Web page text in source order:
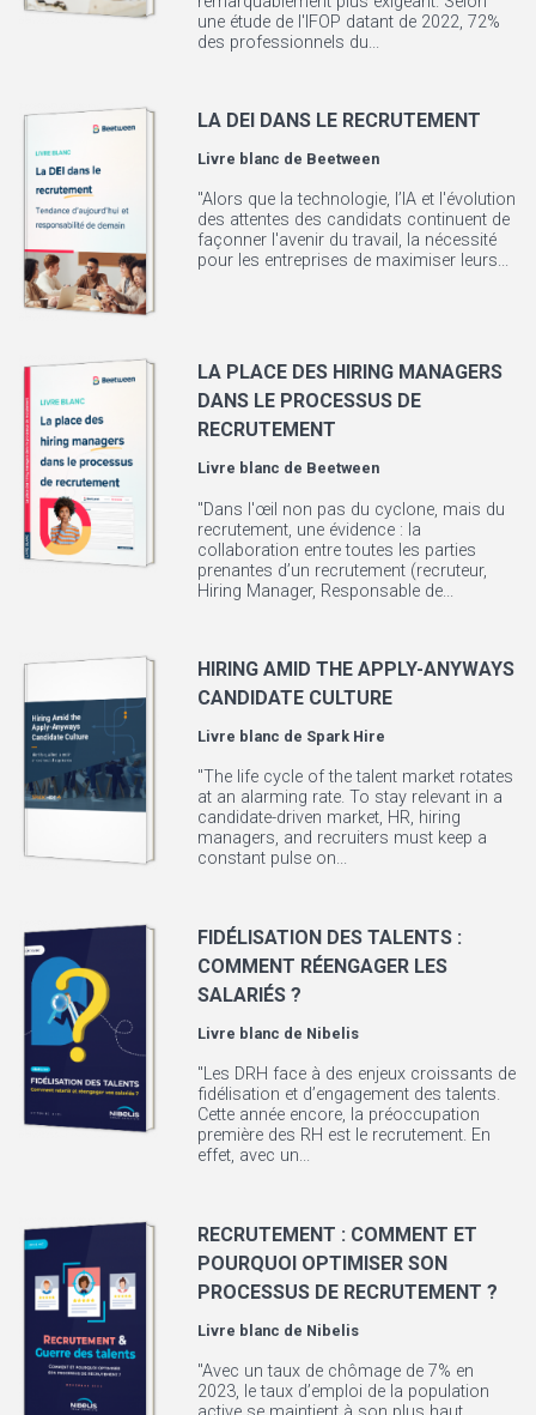
une étude de l'IFOP datant de 2022, 72%
des professionnels du...
LA DEI DANS LE RECRUTEMENT
Livre blanc de Beetween
"Alors que la technologie, l’IA et l'évolution
des attentes des candidats continuent de
façonner l'avenir du travail, la nécessité
pour les entreprises de maximiser leurs...
LA PLACE DES HIRING MANAGERS
DANS LE PROCESSUS DE
RECRUTEMENT
Livre blanc de Beetween
"Dans l'œil non pas du cyclone, mais du
recrutement, une évidence : la
collaboration entre toutes les parties
prenantes d’un recrutement (recruteur,
Hiring Manager, Responsable de...
HIRING AMID THE APPLY-ANYWAYS
CANDIDATE CULTURE
Livre blanc de Spark Hire
"The life cycle of the talent market rotates
at an alarming rate. To stay relevant in a
candidate-driven market, HR, hiring
managers, and recruiters must keep a
constant pulse on...
FIDÉLISATION DES TALENTS :
COMMENT RÉENGAGER LES
SALARIÉS ?
Livre blanc de Nibelis
"Les DRH face à des enjeux croissants de
fidélisation et d’engagement des talents.
Cette année encore, la préoccupation
première des RH est le recrutement. En
effet, avec un...
RECRUTEMENT : COMMENT ET
POURQUOI OPTIMISER SON
PROCESSUS DE RECRUTEMENT ?
Livre blanc de Nibelis
"Avec un taux de chômage de 7% en
2023, le taux d’emploi de la population